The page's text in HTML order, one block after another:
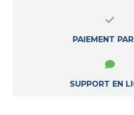
PAIEMENT
SUPPORT EN